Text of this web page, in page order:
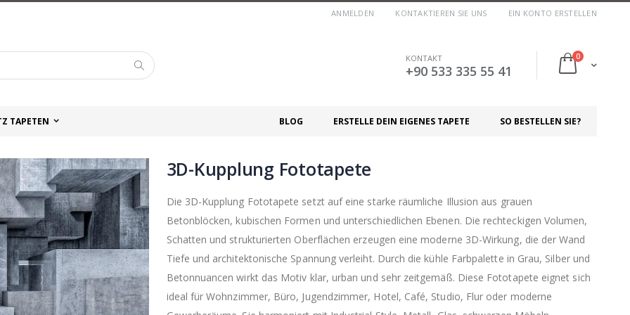
ANMELDEN KONTAKTIEREN SIE UNS EIN KONTO ERSTELLEN
Cart
0Artikel
Suche KONTAKT
+90 533 335 55 41
TAPETEN SO BESTELLEN SIE?
ERSTELLE DEIN EIGENES TAPETE
BLOG
3D-Kupplung Fototapete
Die 3D-Kupplung Fototapete setzt auf eine starke räumliche Illusion aus grauen
Betonblöcken, kubischen Formen und unterschiedlichen Ebenen. Die rechteckigen Volumen,
Schatten und strukturierten Oberflächen erzeugen eine moderne 3D-Wirkung, die der Wand
Tiefe und architektonische Spannung verleiht. Durch die kühle Farbpalette in Grau, Silber und
Betonnuancen wirkt das Motiv klar, urban und sehr zeitgemäß. Diese Fototapete eignet sich
ideal für Wohnzimmer, Büro, Jugendzimmer, Hotel, Café, Studio, Flur oder moderne